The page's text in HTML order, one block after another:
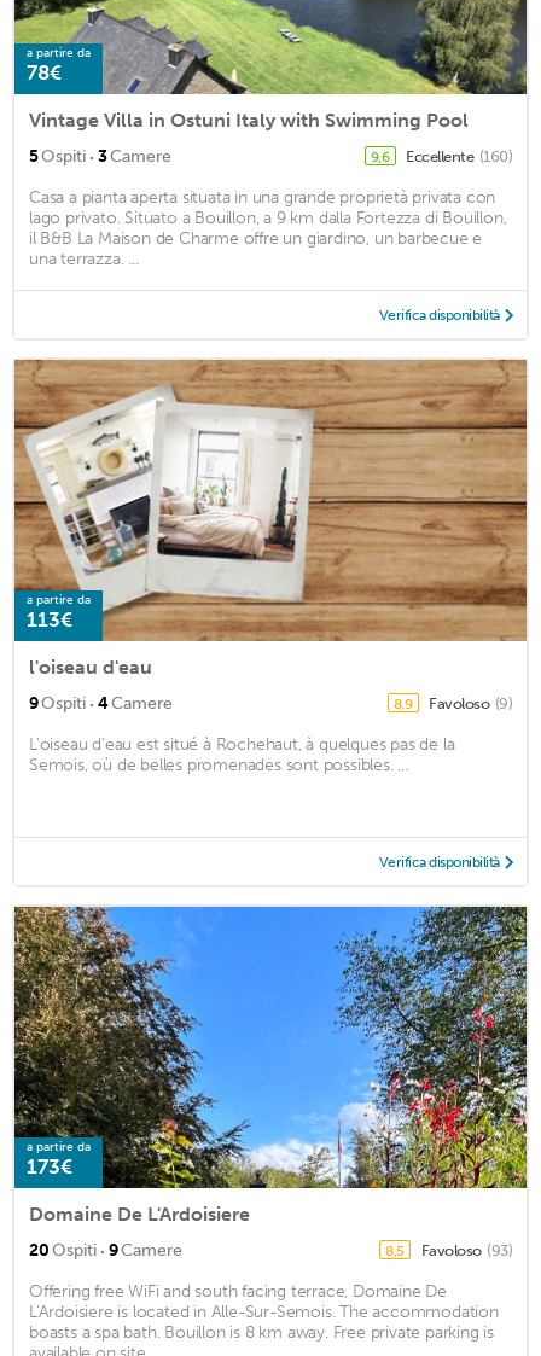
a partire da
78€
Vintage Villa in Ostuni Italy with Swimming Pool
5Ospiti · 3Camere 9,6 Eccellente (160)
Casa a pianta aperta situata in una grande proprietà privata con
lago privato. Situato a Bouillon, a 9 km dalla Fortezza di Bouillon,
il B&B La Maison de Charme offre un giardino, un barbecue e
una terrazza. ...
Verifica disponibilità
a partire da
113€
l'oiseau d'eau
9Ospiti · 4Camere 8,9 Favoloso (9)
L'oiseau d’eau est situé à Rochehaut, à quelques pas de la
Semois, où de belles promenades sont possibles. ...
Verifica disponibilità
a partire da
173€
Domaine De L'Ardoisiere
20Ospiti · 9Camere 8,5 Favoloso (93)
Offering free WiFi and south facing terrace, Domaine De
L'Ardoisiere is located in Alle-Sur-Semois. The accommodation
boasts a spa bath. Bouillon is 8 km away. Free private parking is